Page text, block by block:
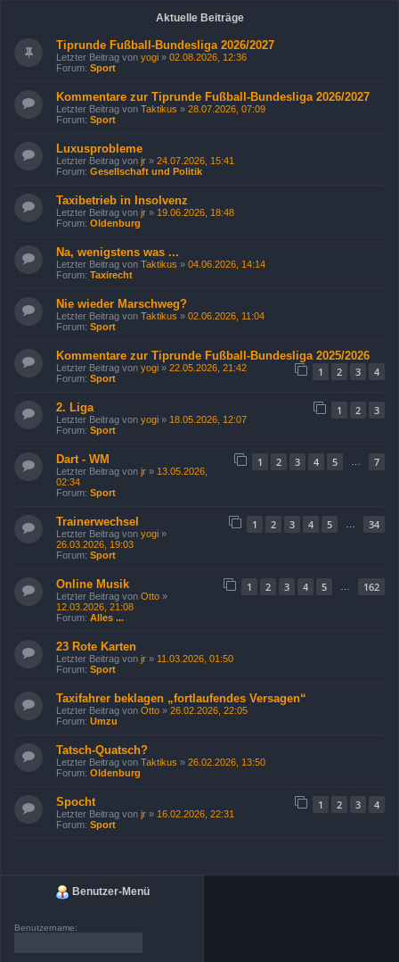
Aktuelle Beiträge
Tiprunde Fußball-Bundesliga 2026/2027
Letzter Beitrag von yogi » 02.08.2026, 12:36
Forum: Sport
Kommentare zur Tiprunde Fußball-Bundesliga 2026/2027
Letzter Beitrag von Taktikus » 28.07.2026, 07:09
Forum: Sport
Luxusprobleme
Letzter Beitrag von jr » 24.07.2026, 15:41
Forum: Gesellschaft und Politik
Taxibetrieb in Insolvenz
Letzter Beitrag von jr » 19.06.2026, 18:48
Forum: Oldenburg
Na, wenigstens was ...
Letzter Beitrag von Taktikus » 04.06.2026, 14:14
Forum: Taxirecht
Nie wieder Marschweg?
Letzter Beitrag von Taktikus » 02.06.2026, 11:04
Forum: Sport
Kommentare zur Tiprunde Fußball-Bundesliga 2025/2026
1
2 3 4
Letzter Beitrag von yogi » 22.05.2026, 21:42
Forum: Sport
2. Liga 1 2 3
Letzter Beitrag von yogi » 18.05.2026, 12:07
Forum: Sport
Dart - WM 1 2 3 4 5 7
Letzter Beitrag von jr » 13.05.2026,
02:34
Forum: Sport
Trainerwechsel 1 2 3 4 5 34
Letzter Beitrag von yogi »
26.03.2026, 19:03
Forum: Sport
Online Musik 1 2 3 4 5 162
Letzter Beitrag von Otto »
12.03.2026, 21:08
Forum: Alles ...
23 Rote Karten
Letzter Beitrag von jr » 11.03.2026, 01:50
Forum: Sport
Taxifahrer beklagen „fortlaufendes Versagen“
Letzter Beitrag von Otto » 26.02.2026, 22:05
Forum: Umzu
Tatsch-Quatsch?
Letzter Beitrag von Taktikus » 26.02.2026, 13:50
Forum: Oldenburg
Spocht 1 2 3 4
Letzter Beitrag von jr » 16.02.2026, 22:31
Forum: Sport
Benutzer-Menü
Benutzername: